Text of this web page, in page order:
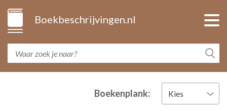
Boekbeschrijvingen.nl
Boekenplank: Kies